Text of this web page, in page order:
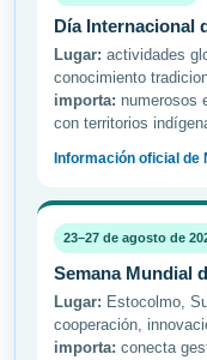
Día Internacional
Lugar: actividades
conocimiento
importa: numerosos
con territorios
Información oficial
23–27 de agosto de
Semana Mundial
Lugar: Estocolmo,
cooperación,
importa: conecta